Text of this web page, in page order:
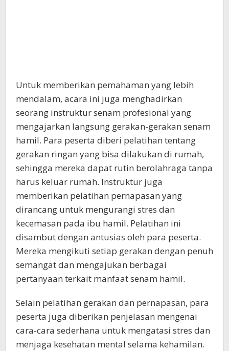
Untuk memberikan pemahaman yang lebih
mendalam, acara ini juga menghadirkan
seorang instruktur senam profesional yang
mengajarkan langsung gerakan-gerakan senam
hamil. Para peserta diberi pelatihan tentang
gerakan ringan yang bisa dilakukan di rumah,
sehingga mereka dapat rutin berolahraga tanpa
harus keluar rumah. Instruktur juga
memberikan pelatihan pernapasan yang
dirancang untuk mengurangi stres dan
kecemasan pada ibu hamil. Pelatihan ini
disambut dengan antusias oleh para peserta.
Mereka mengikuti setiap gerakan dengan penuh
semangat dan mengajukan berbagai
pertanyaan terkait manfaat senam hamil.
Selain pelatihan gerakan dan pernapasan, para
peserta juga diberikan penjelasan mengenai
cara-cara sederhana untuk mengatasi stres dan
menjaga kesehatan mental selama kehamilan.